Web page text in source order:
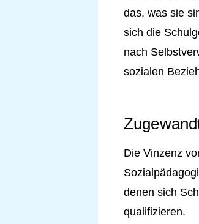
das, was sie
sich die
nach
sozialen
Die Vinzenz
denen sich
qualifizieren.